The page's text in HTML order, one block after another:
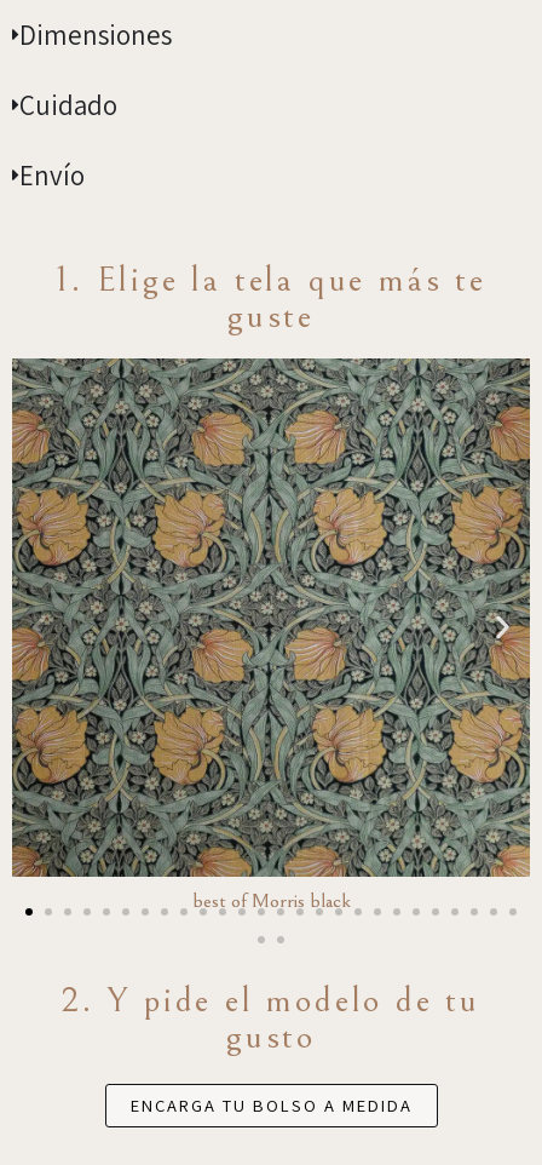
Dimensiones
Cuidado
Envío
1. Elige la tela que más te
guste
best of Morris black
2. Y pide el modelo de tu
gusto
ENCARGA TU BOLSO A MEDIDA